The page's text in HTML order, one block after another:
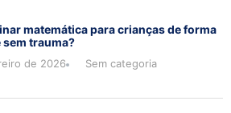
matemática para crianças de forma
trauma?
de 2026 Sem categoria